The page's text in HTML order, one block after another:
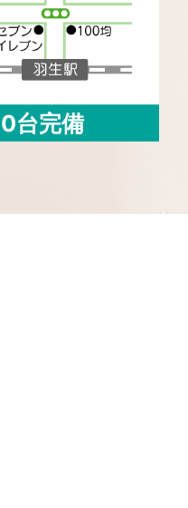
台完備